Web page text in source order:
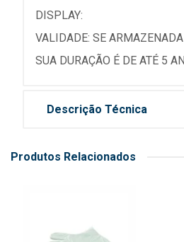
DISPLAY:
VALIDADE: SE
SUA DURAÇÃO É DE ATÉ 5
Descrição Técnica
Produtos Relacionados